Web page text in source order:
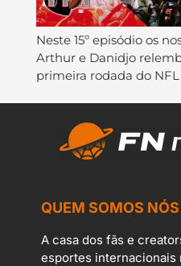
Neste 15º episódio os
Arthur e Danidjo
primeira rodada do NFL
QUEM SOMOS NÓS
A casa dos fãs e
esportes internacionais